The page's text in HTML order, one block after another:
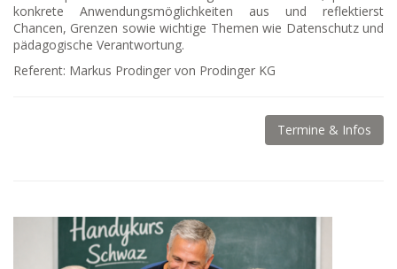
konkrete Anwendungsmöglichkeiten aus und reflektierst
Chancen, Grenzen sowie wichtige Themen wie Datenschutz und
pädagogische Verantwortung.
Referent: Markus Prodinger von Prodinger KG
Termine & Infos